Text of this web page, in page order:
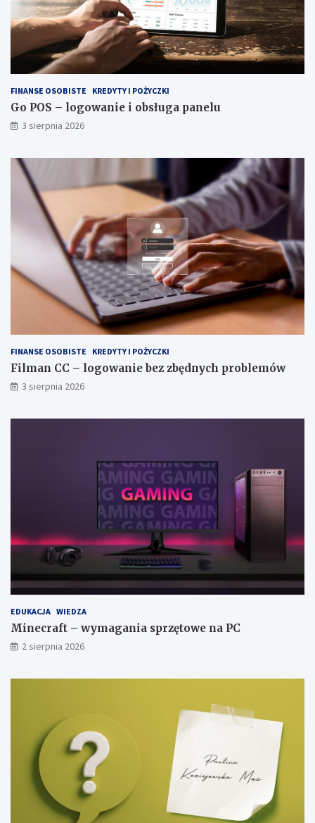
FINANSE OSOBISTE KREDYTY I POŻYCZKI
Go POS – logowanie i obsługa panelu
3 sierpnia 2026
FINANSE OSOBISTE KREDYTY I POŻYCZKI
Filman CC – logowanie bez zbędnych problemów
3 sierpnia 2026
EDUKACJA WIEDZA
Minecraft – wymagania sprzętowe na PC
2 sierpnia 2026